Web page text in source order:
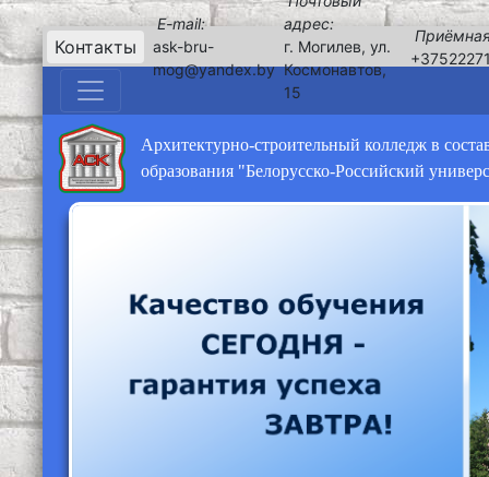
Контакты
E-mail:
ask-bru-
mog@yandex.by
адрес:
г. Могилев, ул.
Космонавтов,
15
Архитектурно-строительный колледж в
образования "Белорусско-Российский